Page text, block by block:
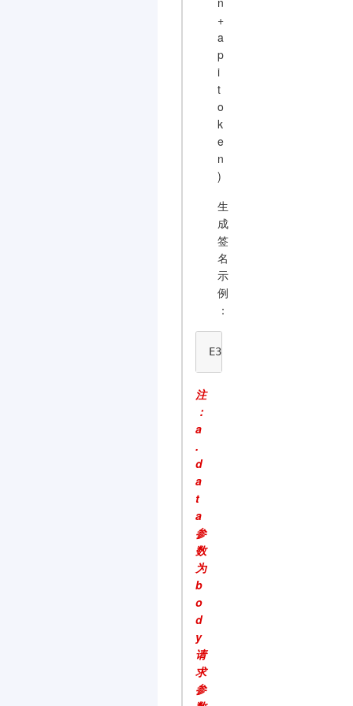
+
a
p
i
t
o
k
e
n
)
生
成
签
名
示
例
：
注
：
a
.
d
a
t
a
参
数
为
b
o
d
y
请
求
参